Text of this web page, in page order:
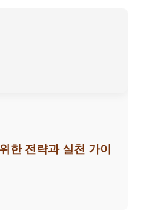
한 전략과 실천 가이